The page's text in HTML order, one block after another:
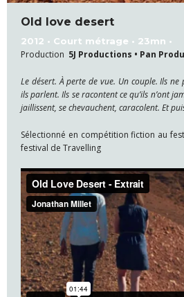
Old love desert
2012 • Court métrage • 23mn •
Production 5J Productions • Pan
Le désert. À perte de vue. Un couple. Ils ne
ils parlent. Ils se racontent ce qu’ils n’ont
jaillissent, se chevauchent, caracolent. Et
Sélectionné en compétition fiction au
festival de Travelling